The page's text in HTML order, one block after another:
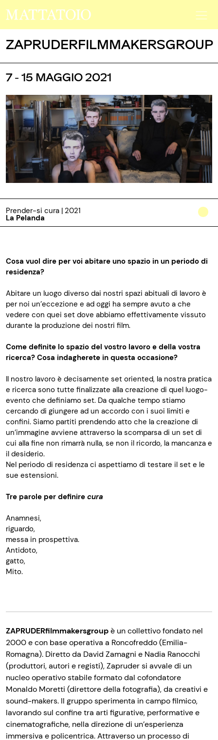
ZAPRUDERFILMMAKERSGROUP
7 - 15 MAGGIO 2021
Prender-si cura | 2021
La Pelanda
Cosa vuol dire per voi abitare uno spazio in un periodo di
residenza?
Abitare un luogo diverso dai nostri spazi abituali di lavoro è
per noi un’eccezione e ad oggi ha sempre avuto a che
vedere con quei set dove abbiamo effettivamente vissuto
durante la produzione dei nostri film.
Come definite lo spazio del vostro lavoro e della vostra
ricerca? Cosa indagherete in questa occasione?
Il nostro lavoro è decisamente set oriented, la nostra pratica
e ricerca sono tutte finalizzate alla creazione di quel luogo-
evento che definiamo set. Da qualche tempo stiamo
cercando di giungere ad un accordo con i suoi limiti e
confini. Siamo partiti prendendo atto che la creazione di
un’immagine avviene attraverso la scomparsa di un set di
cui alla fine non rimarrà nulla, se non il ricordo, la mancanza e
il desiderio.
Nel periodo di residenza ci aspettiamo di testare il set e le
sue estensioni.
Tre parole per definire cura
Anamnesi,
riguardo,
messa in prospettiva.
Antidoto,
gatto,
Mito.
ZAPRUDERfilmmakersgroupè un collettivo fondato nel
2000 e con base operativa a Roncofreddo (Emilia-
Romagna). Diretto da David Zamagni e Nadia Ranocchi
(produttori, autori e registi), Zapruder si avvale di un
nucleo operativo stabile formato dal cofondatore
Monaldo Moretti (direttore della fotografia), da creativi e
sound-makers. Il gruppo sperimenta in campo filmico,
lavorando sul confine tra arti figurative, performative e
cinematografiche, nella direzione di un’esperienza
immersiva e policentrica. Attraverso un processo di